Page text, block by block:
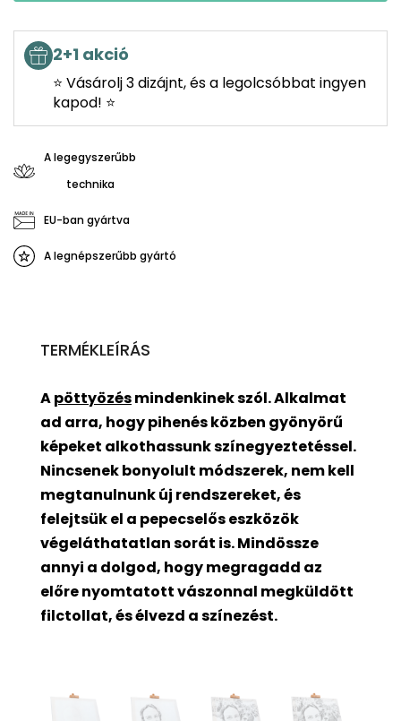
2+1 akció
⭐ Vásárolj 3 dizájnt, és a legolcsóbbat ingyen
kapod! ⭐
A legegyszerűbb
technika
EU-ban gyártva
A legnépszerűbb gyártó
TERMÉKLEÍRÁS
Apöttyözésmindenkinek szól. Alkalmat
ad arra, hogy pihenés közben gyönyörű
képeket alkothassunk színegyeztetéssel.
Nincsenek bonyolult módszerek, nem kell
megtanulnunk új rendszereket, és
felejtsük el a pepecselős eszközök
végeláthatatlan sorát is. Mindössze
annyi a dolgod, hogy megragadd az
előre nyomtatott vászonnal megküldött
filctollat, és élvezd a színezést.